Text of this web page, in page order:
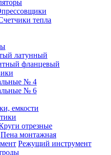
тепла
латунный
фланцевый
№ 4
№ 6
емкости
отрезные
Пена монтажная
Режущий инструмент